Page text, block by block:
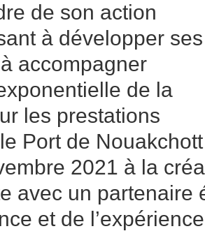
de son action
à développer ses
accompagner
de la
les prestations
Port de
2021 à la
avec un partenaire
et de